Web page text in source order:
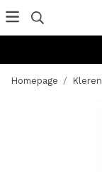
Homepage / Kleren